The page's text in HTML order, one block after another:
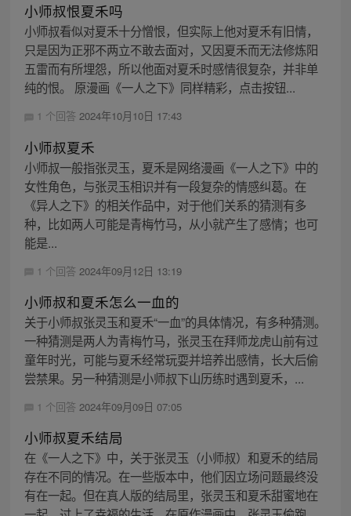
小师叔恨夏禾吗
小师叔看似对夏禾十分憎恨，但实际上他对夏禾有旧情，
只是因为正邪不两立不敢去面对，又因夏禾而无法修炼阳
五雷而有所埋怨，所以他面对夏禾时感情很复杂，并非单
纯的恨。 原漫画《一人之下》同样精彩，点击按钮...
1 个回答 2024年10月10日 17:43
小师叔夏禾
小师叔一般指张灵玉，夏禾是网络漫画《一人之下》中的
女性角色，与张灵玉相识并有一段复杂的情感纠葛。在
《异人之下》的相关作品中，对于他们关系的猜测有多
种，比如两人可能是青梅竹马，从小就产生了感情；也可
能是...
1 个回答 2024年09月12日 13:19
小师叔和夏禾怎么一血的
关于小师叔张灵玉和夏禾“一血”的具体情况，有多种猜测。
一种猜测是两人为青梅竹马，张灵玉在拜师龙虎山前有过
童年时光，可能与夏禾经常玩耍并培养出感情，长大后偷
尝禁果。另一种猜测是小师叔下山历练时遇到夏禾，...
1 个回答 2024年09月09日 07:05
小师叔夏禾结局
在《一人之下》中，关于张灵玉（小师叔）和夏禾的结局
存在不同的情况。在一些版本中，他们因立场问题最终没
有在一起。但在真人版的结局里，张灵玉和夏禾甜蜜地在